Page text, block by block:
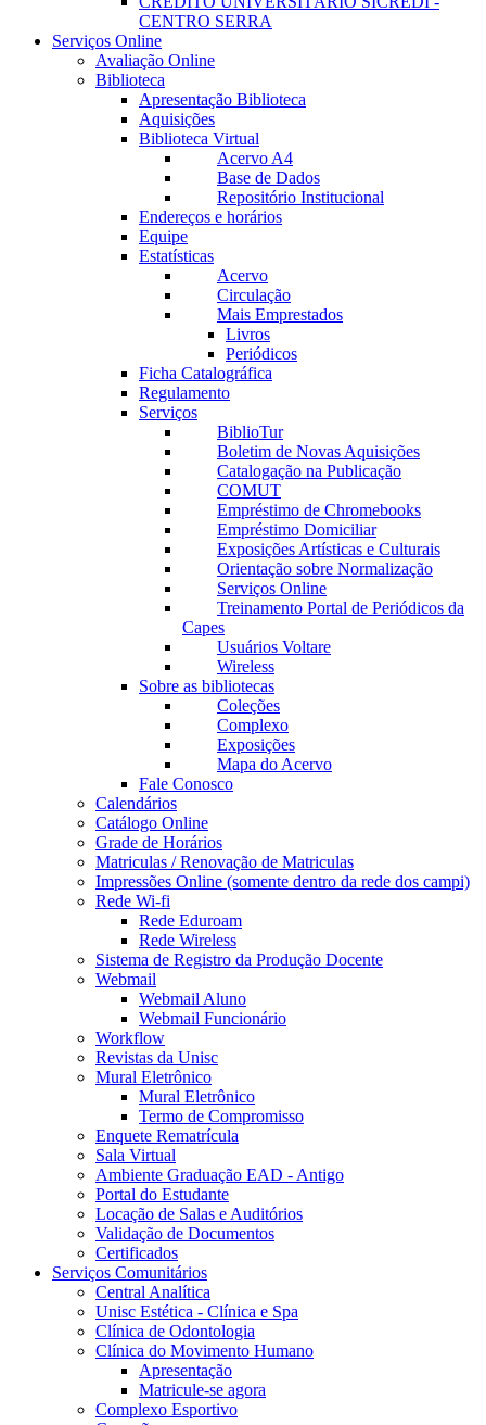
CENTRO SERRA
Serviços Online
Avaliação Online
Biblioteca
Apresentação Biblioteca
Aquisições
Biblioteca Virtual
Acervo A4
Base de Dados
Repositório Institucional
Endereços e horários
Equipe
Estatísticas
Acervo
Circulação
Mais Emprestados
Livros
Periódicos
Ficha Catalográfica
Regulamento
Serviços
BiblioTur
Boletim de Novas Aquisições
Catalogação na Publicação
COMUT
Empréstimo de Chromebooks
Empréstimo Domiciliar
Exposições Artísticas e Culturais
Orientação sobre Normalização
Serviços Online
Treinamento Portal de Periódicos da
Capes
Usuários Voltare
Wireless
Sobre as bibliotecas
Coleções
Complexo
Exposições
Mapa do Acervo
Fale Conosco
Calendários
Catálogo Online
Grade de Horários
Matriculas / Renovação de Matriculas
Impressões Online (somente dentro da rede dos campi)
Rede Wi-fi
Rede Eduroam
Rede Wireless
Sistema de Registro da Produção Docente
Webmail
Webmail Aluno
Webmail Funcionário
Workflow
Revistas da Unisc
Mural Eletrônico
Mural Eletrônico
Termo de Compromisso
Enquete Rematrícula
Sala Virtual
Ambiente Graduação EAD - Antigo
Portal do Estudante
Locação de Salas e Auditórios
Validação de Documentos
Certificados
Serviços Comunitários
Central Analítica
Unisc Estética - Clínica e Spa
Clínica de Odontologia
Clínica do Movimento Humano
Apresentação
Matricule-se agora
Complexo Esportivo